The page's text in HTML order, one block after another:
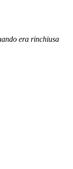
era rinchiusa